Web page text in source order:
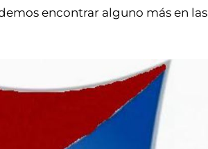
encontrar alguno más en las